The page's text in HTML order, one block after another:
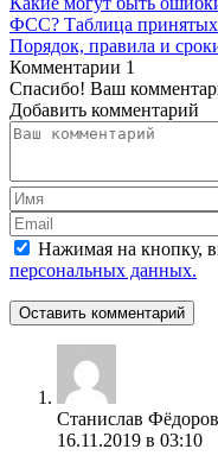
ФСС? Таблица принятых
Порядок, правила и
Комментарии 1
Спасибо! Ваш
Добавить комментарий
Нажимая на кнопку,
персональных данных.
Оставить комментарий
Станислав Фёдоров
16.11.2019 в 03:10